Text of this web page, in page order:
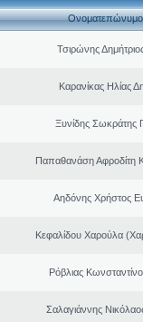
Ονοματεπώνυμο
Τσιρώνης
Καρανίκας Ηλίας
Ξυνίδης Σωκράτης
Παπαθανάση Αφροδίτη
Αηδόνης Χρήστος
Κεφαλίδου Χαρούλα
Ρόβλιας
Σαλαγιάννης